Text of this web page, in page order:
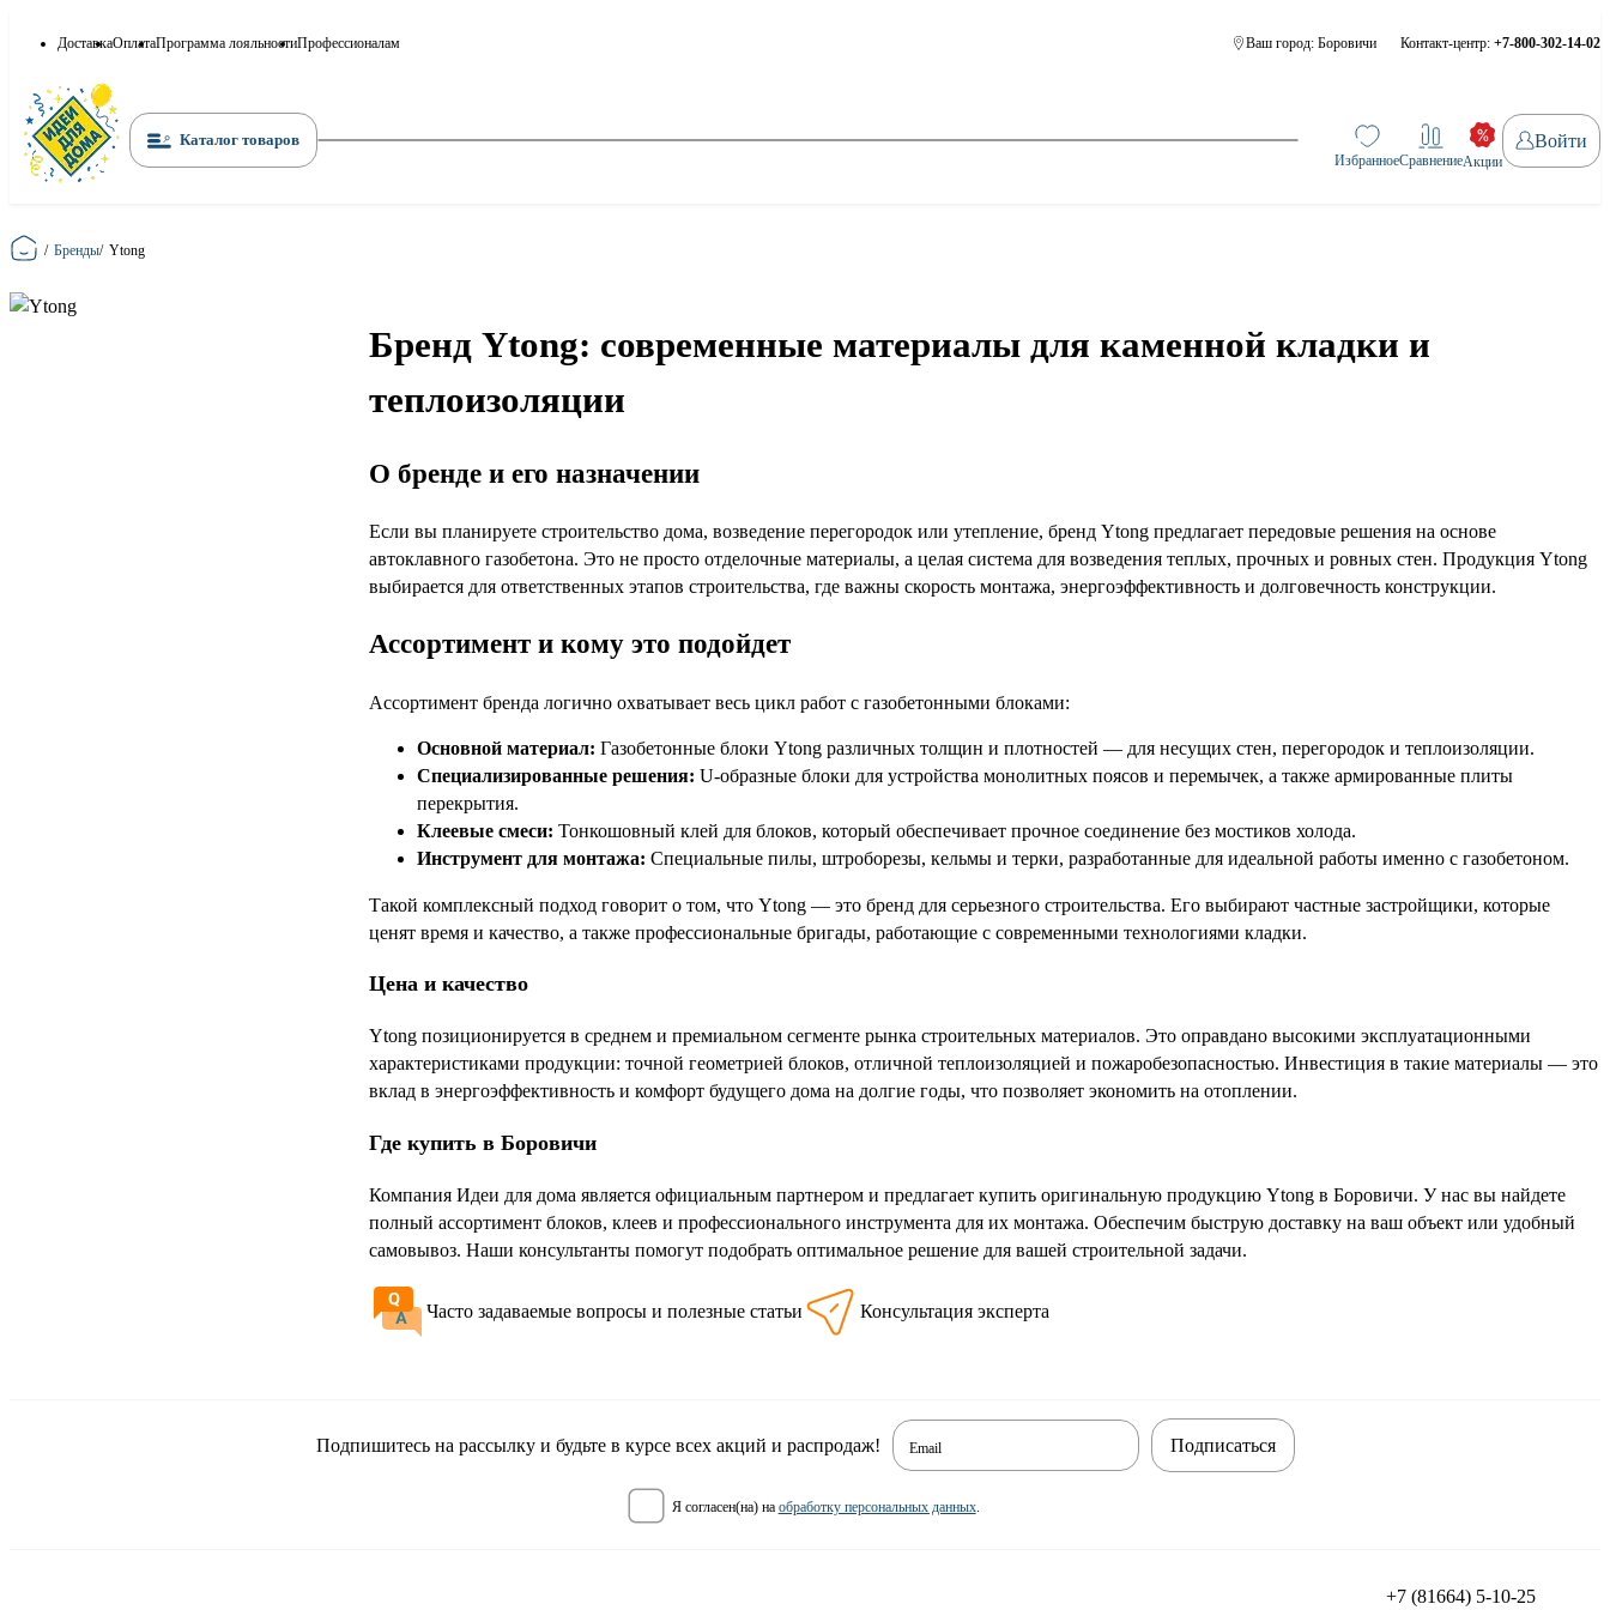
ДоставкаОплатаПрограмма лояльностиПрофессионалам Ваш город: Боровичи Контакт-центр: +7-800-302-14-02
Каталог товаров
ИзбранноеСравнениеАкции
Войти
Главная
/ Бренды/ Ytong
Бренд Ytong: современные материалы для каменной кладки и
теплоизоляции
О бренде и его назначении
Если вы планируете строительство дома, возведение перегородок или утепление, бренд Ytong предлагает передовые решения на основе
автоклавного газобетона. Это не просто отделочные материалы, а целая система для возведения теплых, прочных и ровных стен. Продукция Ytong
выбирается для ответственных этапов строительства, где важны скорость монтажа, энергоэффективность и долговечность конструкции.
Ассортимент и кому это подойдет
Ассортимент бренда логично охватывает весь цикл работ с газобетонными блоками:
Основной материал: Газобетонные блоки Ytong различных толщин и плотностей — для несущих стен, перегородок и теплоизоляции.
Специализированные решения: U-образные блоки для устройства монолитных поясов и перемычек, а также армированные плиты
перекрытия.
Клеевые смеси: Тонкошовный клей для блоков, который обеспечивает прочное соединение без мостиков холода.
Инструмент для монтажа: Специальные пилы, штроборезы, кельмы и терки, разработанные для идеальной работы именно с газобетоном.
Такой комплексный подход говорит о том, что Ytong — это бренд для серьезного строительства. Его выбирают частные застройщики, которые
ценят время и качество, а также профессиональные бригады, работающие с современными технологиями кладки.
Цена и качество
Ytong позиционируется в среднем и премиальном сегменте рынка строительных материалов. Это оправдано высокими эксплуатационными
характеристиками продукции: точной геометрией блоков, отличной теплоизоляцией и пожаробезопасностью. Инвестиция в такие материалы — это
вклад в энергоэффективность и комфорт будущего дома на долгие годы, что позволяет экономить на отоплении.
Где купить в Боровичи
Компания Идеи для дома является официальным партнером и предлагает купить оригинальную продукцию Ytong в Боровичи. У нас вы найдете
полный ассортимент блоков, клеев и профессионального инструмента для их монтажа. Обеспечим быструю доставку на ваш объект или удобный
самовывоз. Наши консультанты помогут подобрать оптимальное решение для вашей строительной задачи.
Часто задаваемые вопросы и полезные статьи Консультация эксперта
Подпишитесь на рассылку и будьте в курсе всех акций и распродаж! Email
я согласен(на) на обработку персональных данных.
Подписаться
+7 (81664) 5-10-25